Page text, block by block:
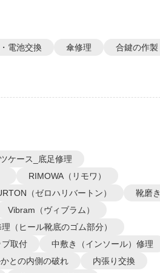
電池交換 傘修理
合鍵の作製
ケース_底足修理
RIMOWA（リモワ）
（ゼロハリバートン）
靴磨き
Vibram（ヴィブラム）
（ヒール靴底のゴム部分）
プ取付
中敷き（インソール）修理
との内側の破れ
内張り交換